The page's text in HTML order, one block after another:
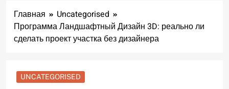
Главная
Uncategorised
Программа Ландшафтный Дизайн 3D: реально ли
сделать проект участка без дизайнера
UNCATEGORISED